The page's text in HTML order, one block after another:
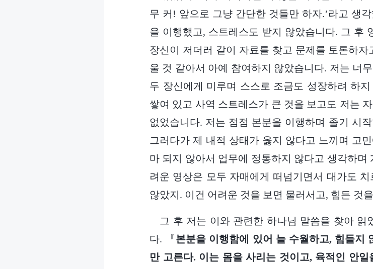
무 커! 앞으로 그냥 간단한 것들만 하자.’라고 생
을 이행했고, 스트레스도 받지 않았습니다. 그 후
장신이 저더러 같이 자료를 찾고 문제를 토론하
울 것 같아서 아예 참여하지 않았습니다. 저는 너
두 장신에게 미루며 스스로 조금도 성장하려 하
쌓여 있고 사역 스트레스가 큰 것을 보고도 저는
없었습니다. 저는 점점 본분을 이행하며 졸기 시
그러다가 제 내적 상태가 옳지 않다고 느끼며 고
마 되지 않아서 업무에 정통하지 않다고 생각하며
려운 영상은 모두 자매에게 떠넘기면서 대가도
않았지. 이건 어려운 것을 보면 물러서고, 힘든 것
그 후 저는 이와 관련한 하나님 말씀을 찾아 읽
다. 『본분을 이행함에 있어 늘 수월하고, 힘들지
만 고른다. 이는 몸을 사리는 것이고, 육적인 안